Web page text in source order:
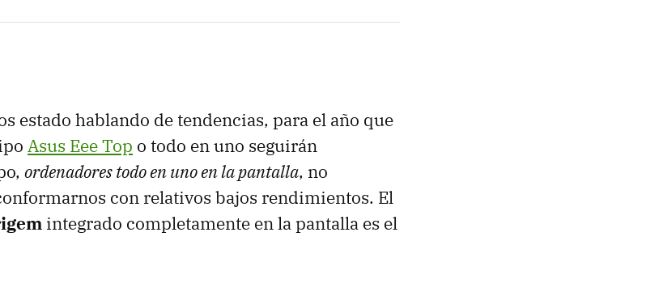
estado hablando de tendencias, para el año que
Asus Eee Top o todo en uno seguirán
ordenadores todo en uno en la pantalla, no
con relativos bajos rendimientos. El
integrado completamente en la pantalla es el